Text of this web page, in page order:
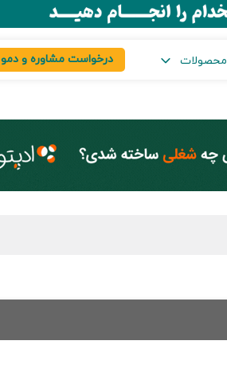
محصولات درخواست مشاوره و دمو